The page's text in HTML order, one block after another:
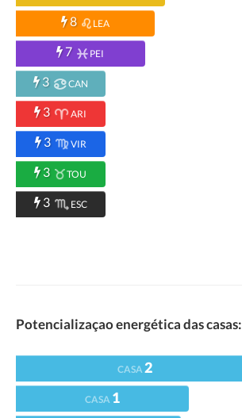
8 LEA
7 PEI
3 CAN
3 ARI
3 VIR
3 TOU
3 ESC
Potencializaçao energética das casas:
CASA2
CASA 1